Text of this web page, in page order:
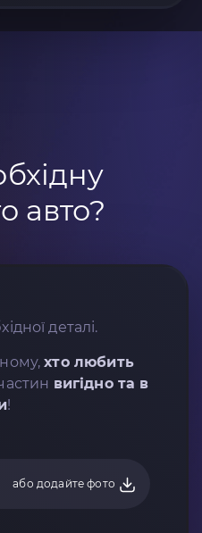
авто?
деталі.
хто любить
вигідно та в
!
або додайте фото